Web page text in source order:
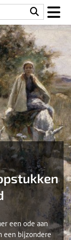
een ode aan
een bijzondere